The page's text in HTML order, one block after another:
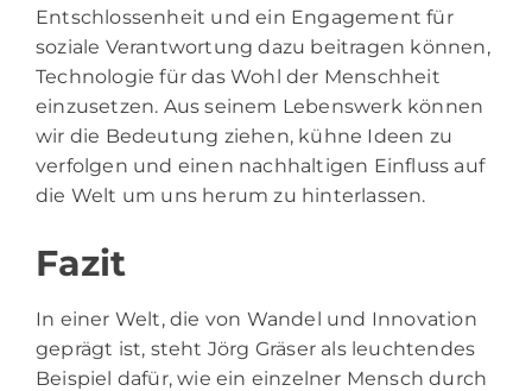
Entschlossenheit und ein Engagement für
soziale Verantwortung dazu beitragen können,
Technologie für das Wohl der Menschheit
einzusetzen. Aus seinem Lebenswerk können
wir die Bedeutung ziehen, kühne Ideen zu
verfolgen und einen nachhaltigen Einfluss auf
die Welt um uns herum zu hinterlassen.
Fazit
In einer Welt, die von Wandel und Innovation
geprägt ist, steht Jörg Gräser als leuchtendes
Beispiel dafür, wie ein einzelner Mensch durch